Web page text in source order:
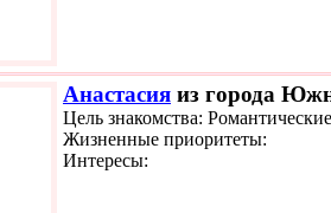
Анастасия из города
Цель знакомства:
Жизненные приоритеты:
Интересы: